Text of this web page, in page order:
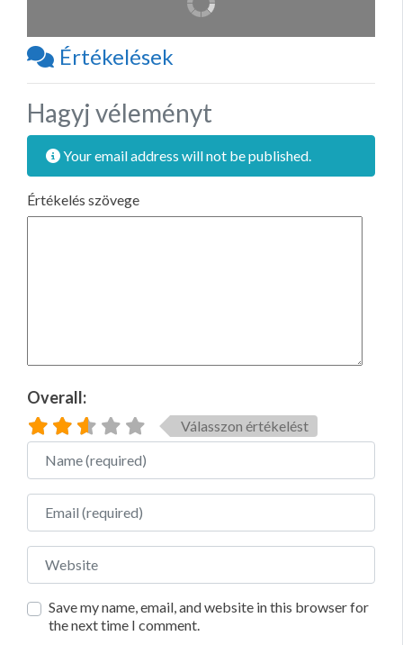
Értékelések
Hagyj véleményt
Your email address will not be published.
Értékelés szövege
Overall:
Válasszon értékelést
Name
Email
Website
Save my name, email, and website in this browser for
the next time I comment.